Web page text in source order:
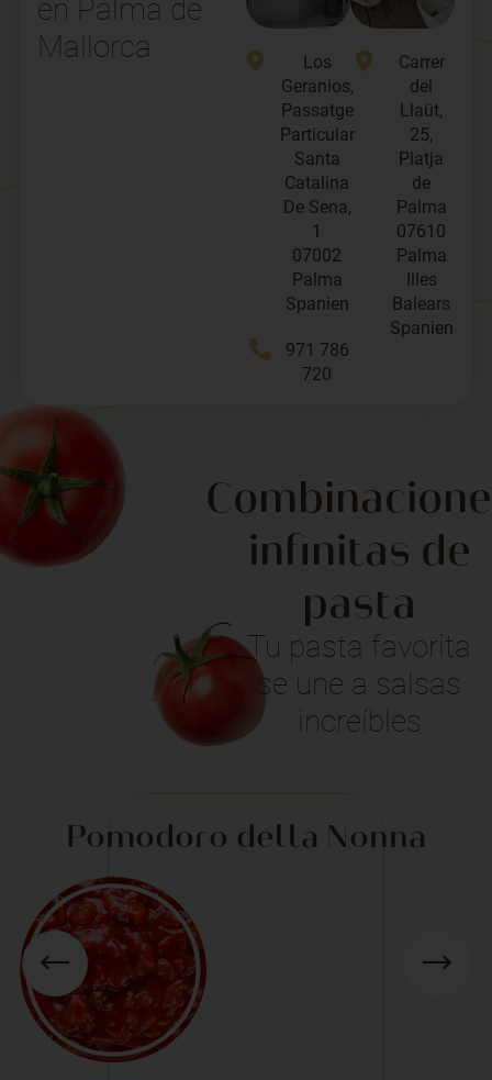
en Palma de
Mallorca
Los
Geranios,
Passatge
Particular
Santa
Catalina
De Sena,
1
07002
Palma
Spanien
971 786
720
Carrer
del
Llaüt,
25,
Platja
de
Palma
07610
Palma
Illes
Balears
Spanien
infinitas de
pasta
Tu pasta favorita
se une a salsas
increíbles
Pomodoro della Nonna